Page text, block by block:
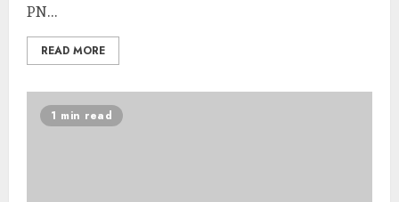
PN...
READ MORE
1 min read